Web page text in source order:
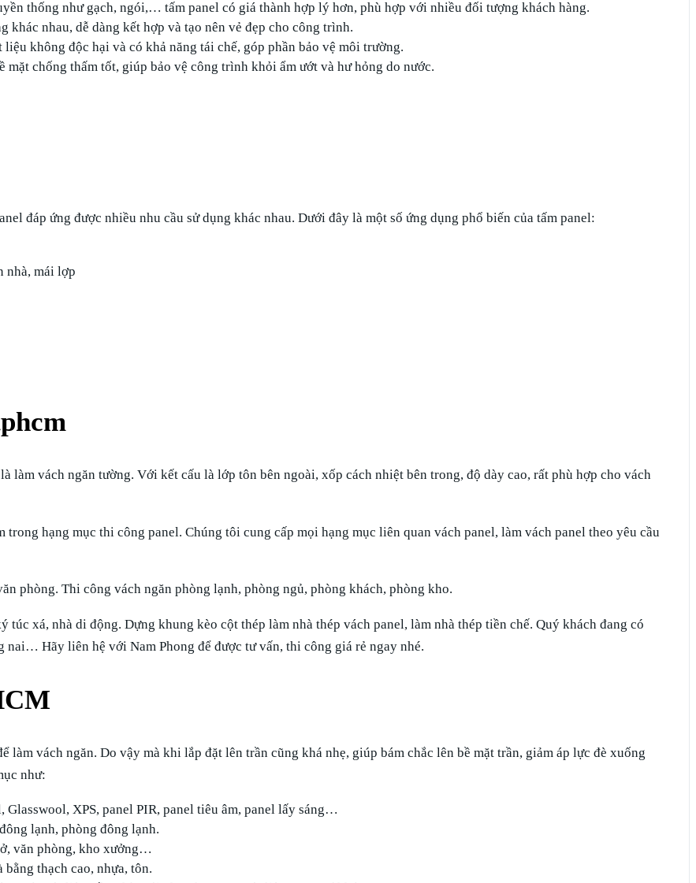
thống như gạch, ngói,… tấm panel có giá thành hợp lý hơn, phù hợp với nhiều đối tượng khách hàng.
khác nhau, dễ dàng kết hợp và tạo nên vẻ đẹp cho công trình.
không độc hại và có khả năng tái chế, góp phần bảo vệ môi trường.
chống thấm tốt, giúp bảo vệ công trình khỏi ẩm ướt và hư hỏng do nước.
đáp ứng được nhiều nhu cầu sử dụng khác nhau. Dưới đây là một số ứng dụng phổ biến của tấm panel:
nhà, mái lợp
làm vách ngăn tường. Với kết cấu là lớp tôn bên ngoài, xốp cách nhiệt bên trong, độ dày cao, rất phù hợp cho vách
hạng mục thi công panel. Chúng tôi cung cấp mọi hạng mục liên quan vách panel, làm vách panel theo yêu cầu
phòng. Thi công vách ngăn phòng lạnh, phòng ngủ, phòng khách, phòng kho.
xá, nhà di động. Dựng khung kèo cột thép làm nhà thép vách panel, làm nhà thép tiền chế. Quý khách đang có
nai… Hãy liên hệ với Nam Phong để được tư vấn, thi công giá rẻ ngay nhé.
làm vách ngăn. Do vậy mà khi lắp đặt lên trần cũng khá nhẹ, giúp bám chắc lên bề mặt trần, giảm áp lực đè xuống
như:
Glasswool, XPS, panel PIR, panel tiêu âm, panel lấy sáng…
lạnh, phòng đông lạnh.
văn phòng, kho xưởng…
thạch cao, nhựa, tôn.